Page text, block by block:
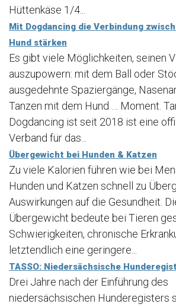
Hüttenkäse 1/4...
Mit Dogdancing die Verbindung
Hund stärken
Es gibt viele Möglichkeiten, seinen
auszupowern: mit dem Ball oder
ausgedehnte Spaziergänge,
Tanzen mit dem Hund … Moment.
Dogdancing ist seit 2018 ist eine
Verband für das...
Übergewicht bei Hunden & Katzen
Zu viele Kalorien führen wie bei
Hunden und Katzen schnell zu
Auswirkungen auf die Gesundheit.
Übergewicht bedeute bei Tieren
Schwierigkeiten, chronische
letztendlich eine geringere...
TASSO: Niedersächsische
Drei Jahre nach der Einführung des
niedersächsischen Hunderegisters